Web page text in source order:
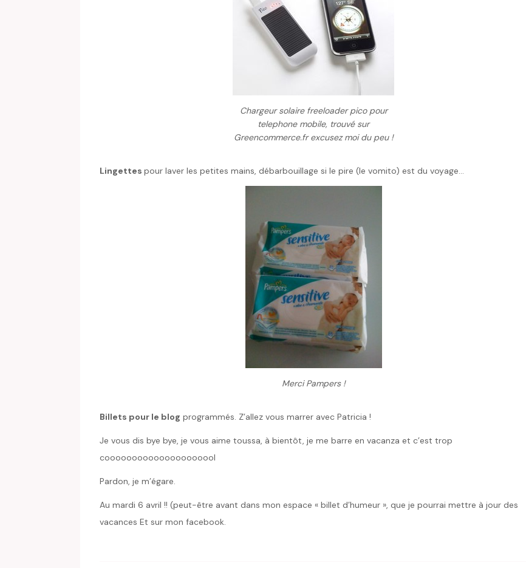
Chargeur solaire freeloader pico pour
telephone mobile, trouvé sur
Greencommerce.fr excusez moi du peu !
Lingettes pour laver les petites mains, débarbouillage si le pire (le vomito) est du voyage…
Merci Pampers !
Billets pour le blog programmés. Z’allez vous marrer avec Patricia !
Je vous dis bye bye, je vous aime toussa, à bientôt, je me barre en vacanza et c’est trop
cooooooooooooooooooool
Pardon, je m’égare.
Au mardi 6 avril !! (peut-être avant dans mon espace « billet d’humeur », que je pourrai mettre à jour des
vacances Et sur mon facebook.